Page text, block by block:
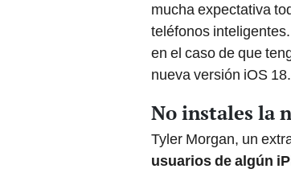
mucha expectativa
teléfonos
en el caso de que
nueva versión iOS
No instales la
Tyler Morgan, un
usuarios de algún